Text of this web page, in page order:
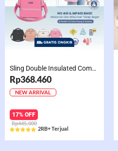
Sling Double Insulated Compartment Cappucino Black, Creamy, Salem, Chocolate
Rp368.460
NEW ARRIVAL
17% OFF
Rp445.000
Rated
2RB+ Terjual